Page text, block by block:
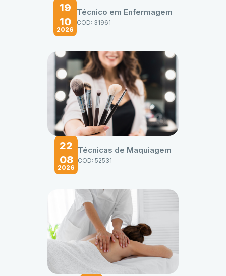
19
10
2026
Técnico em Enfermagem
COD: 31961
22
08
2026
Técnicas de Maquiagem
COD: 52531